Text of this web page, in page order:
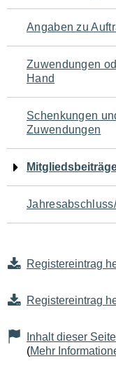
Angaben zu
Zuwendungen
Hand
Schenkungen
Zuwendungen
Registereintrag
Registereintrag
Inhalt dieser
(Mehr